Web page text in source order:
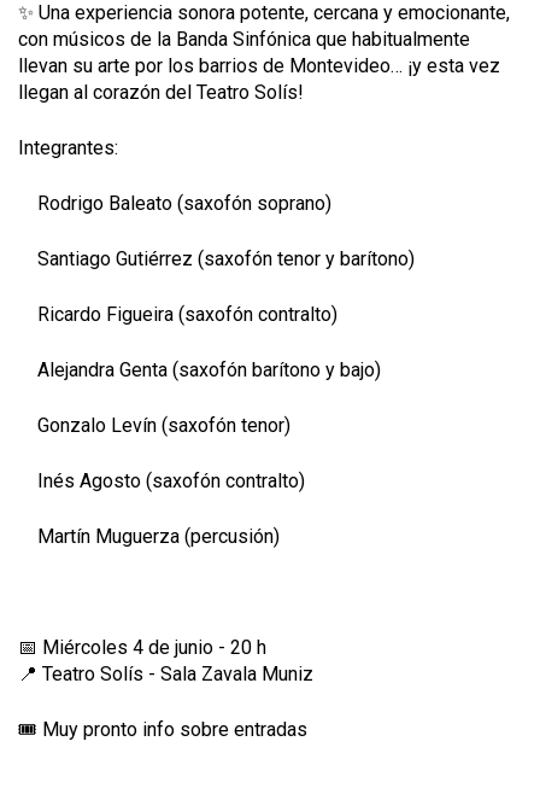
✨ Una experiencia sonora potente, cercana y emocionante,
con músicos de la Banda Sinfónica que habitualmente
llevan su arte por los barrios de Montevideo… ¡y esta vez
llegan al corazón del Teatro Solís!
Integrantes:
Rodrigo Baleato (saxofón soprano)
Santiago Gutiérrez (saxofón tenor y barítono)
Ricardo Figueira (saxofón contralto)
Alejandra Genta (saxofón barítono y bajo)
Gonzalo Levín (saxofón tenor)
Inés Agosto (saxofón contralto)
Martín Muguerza (percusión)
📅 Miércoles 4 de junio - 20 h
📍 Teatro Solís - Sala Zavala Muniz
🎟️ Muy pronto info sobre entradas